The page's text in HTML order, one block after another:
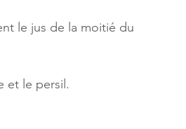
le jus de la moitié du
et le persil.